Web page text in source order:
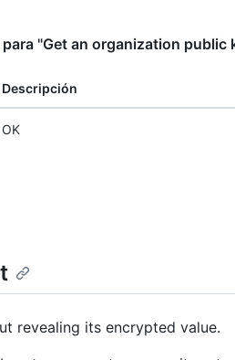
"Get an organization public
Descripción
OK
revealing its encrypted value.